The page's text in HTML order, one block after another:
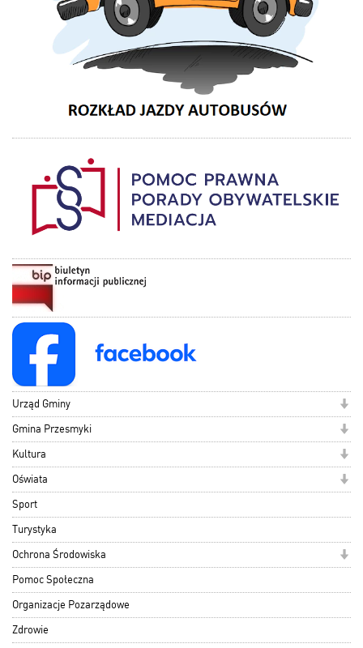
Urząd Gminy
Gmina Przesmyki
Kultura
Oświata
Sport
Turystyka
Ochrona Środowiska
Pomoc Społeczna
Organizacje Pozarządowe
Zdrowie